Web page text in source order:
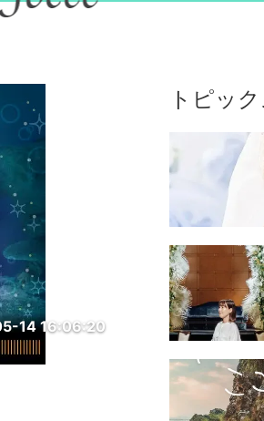
14 16:06:20
トピッ